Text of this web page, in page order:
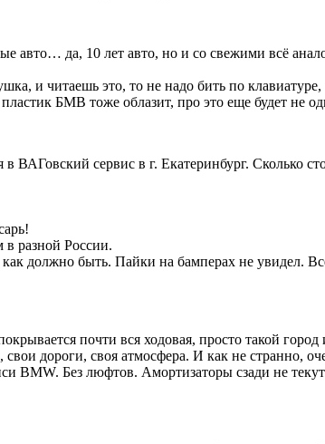
авто… да, 10 лет авто, но и со свежими всё
и читаешь это, то не надо бить по
БМВ тоже облазит, про это еще будет не
сервис в г. Екатеринбург. Сколько
в разной России.
должно быть. Пайки на бамперах не увидел.
почти вся ходовая, просто такой
дороги, своя атмосфера. И как не странно,
BMW. Без люфтов. Амортизаторы сзади не